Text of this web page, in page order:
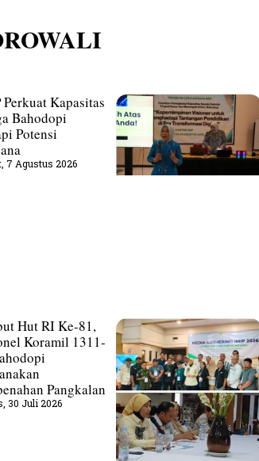
Kapasitas
Bahodopi
Potensi
7 Agustus 2026
Hut RI Ke-81,
Koramil 1311-
Pangkalan
30 Juli 2026